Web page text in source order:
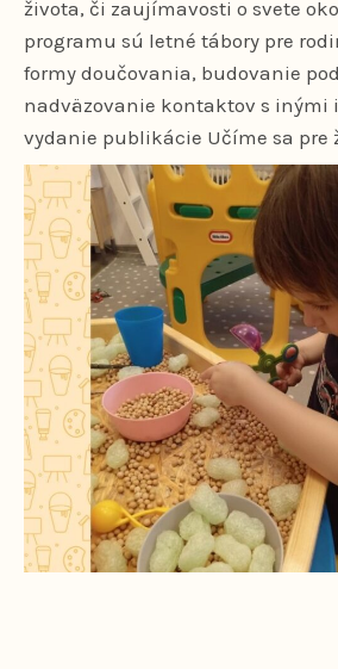
života, či zaujímavosti o svete
programu sú letné tábory pre
formy doučovania, budovanie
nadväzovanie kontaktov s
vydanie publikácie Učíme sa pre